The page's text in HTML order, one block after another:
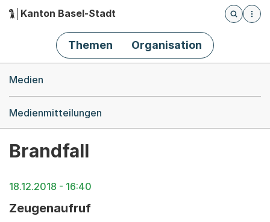
Hauptnavigation
Kanton Basel-Stadt
Öffnet
Themen Organisation
Medien
Medienmitteilungen
Brandfall
18.12.2018 - 16:40
Zeugenaufruf